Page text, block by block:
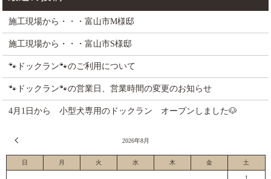
施工現場から・・・富山市M様邸
施工現場から・・・富山市S様邸
🐾ドックラン🐾のご利用について
🐾ドックラン🐾の営業日、営業時間の変更のお知らせ
4月1日から 小型犬専用のドックラン オープンしました🐶
2026年8月
日 月 火 水 木 金 土
1